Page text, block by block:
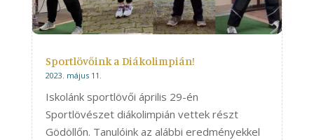
Sportlövőink a Diákolimpián!
2023. május 11.
Iskolánk sportlövői április 29-én
Sportlövészet diákolimpián vettek részt
Gödöllőn. Tanulóink az alábbi eredményekkel